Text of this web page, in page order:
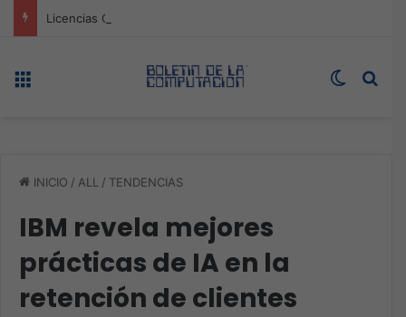
Switch
INICIO / ALL / TENDENCIAS
IBM revela mejores
prácticas de IA en la
retención de clientes